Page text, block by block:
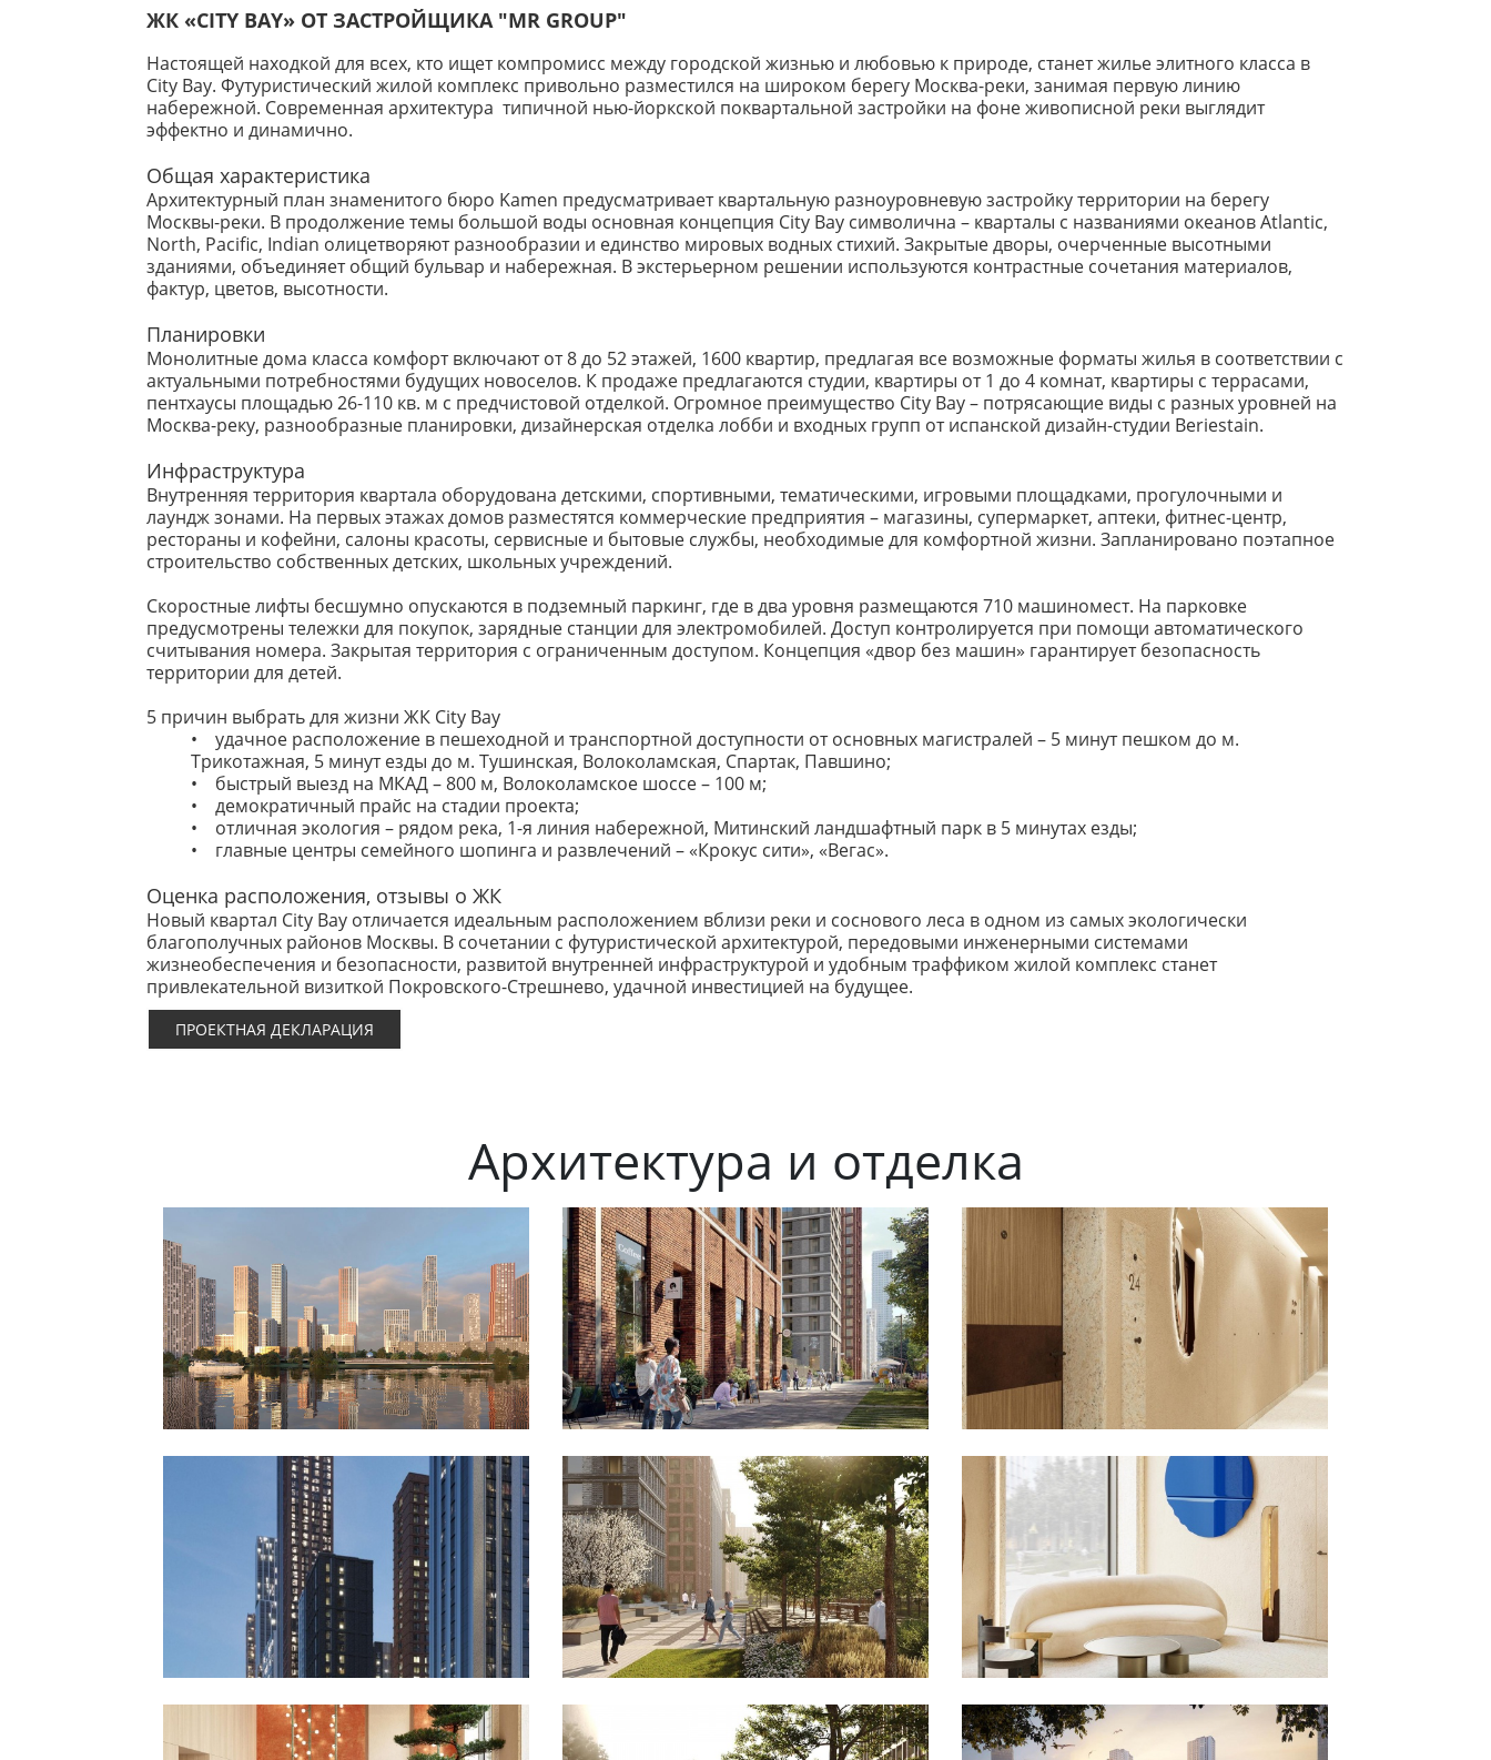
ЖК «CITY BAY» ОТ ЗАСТРОЙЩИКА "MR GROUP"
Настоящей находкой для всех, кто ищет компромисс между городской жизнью и любовью к природе, станет жилье элитного класса в
City Bay. Футуристический жилой комплекс привольно разместился на широком берегу Москва-реки, занимая первую линию
набережной. Современная архитектура типичной нью-йоркской поквартальной застройки на фоне живописной реки выглядит
эффектно и динамично.
Общая характеристика
Архитектурный план знаменитого бюро Kamen предусматривает квартальную разноуровневую застройку территории на берегу
Москвы-реки. В продолжение темы большой воды основная концепция City Bay символична – кварталы с названиями океанов Atlantic,
North, Pacific, Indian олицетворяют разнообразии и единство мировых водных стихий. Закрытые дворы, очерченные высотными
зданиями, объединяет общий бульвар и набережная. В экстерьерном решении используются контрастные сочетания материалов,
фактур, цветов, высотности.
Планировки
Монолитные дома класса комфорт включают от 8 до 52 этажей, 1600 квартир, предлагая все возможные форматы жилья в соответствии с
актуальными потребностями будущих новоселов. К продаже предлагаются студии, квартиры от 1 до 4 комнат, квартиры с террасами,
пентхаусы площадью 26-110 кв. м с предчистовой отделкой. Огромное преимущество City Bay – потрясающие виды с разных уровней на
Москва-реку, разнообразные планировки, дизайнерская отделка лобби и входных групп от испанской дизайн-студии Beriestain.
Инфраструктура
Внутренняя территория квартала оборудована детскими, спортивными, тематическими, игровыми площадками, прогулочными и
лаундж зонами. На первых этажах домов разместятся коммерческие предприятия – магазины, супермаркет, аптеки, фитнес-центр,
рестораны и кофейни, салоны красоты, сервисные и бытовые службы, необходимые для комфортной жизни. Запланировано поэтапное
строительство собственных детских, школьных учреждений.
Скоростные лифты бесшумно опускаются в подземный паркинг, где в два уровня размещаются 710 машиномест. На парковке
предусмотрены тележки для покупок, зарядные станции для электромобилей. Доступ контролируется при помощи автоматического
считывания номера. Закрытая территория с ограниченным доступом. Концепция «двор без машин» гарантирует безопасность
территории для детей.
5 причин выбрать для жизни ЖК City Bay
• удачное расположение в пешеходной и транспортной доступности от основных магистралей – 5 минут пешком до м.
Трикотажная, 5 минут езды до м. Тушинская, Волоколамская, Спартак, Павшино;
• быстрый выезд на МКАД – 800 м, Волоколамское шоссе – 100 м;
• демократичный прайс на стадии проекта;
• отличная экология – рядом река, 1-я линия набережной, Митинский ландшафтный парк в 5 минутах езды;
• главные центры семейного шопинга и развлечений – «Крокус сити», «Вегас».
Оценка расположения, отзывы о ЖК
Новый квартал City Bay отличается идеальным расположением вблизи реки и соснового леса в одном из самых экологически
благополучных районов Москвы. В сочетании с футуристической архитектурой, передовыми инженерными системами
жизнеобеспечения и безопасности, развитой внутренней инфраструктурой и удобным траффиком жилой комплекс станет
привлекательной визиткой Покровского-Стрешнево, удачной инвестицией на будущее.
ПРОЕКТНАЯ ДЕКЛАРАЦИЯ
Архитектура и отделка